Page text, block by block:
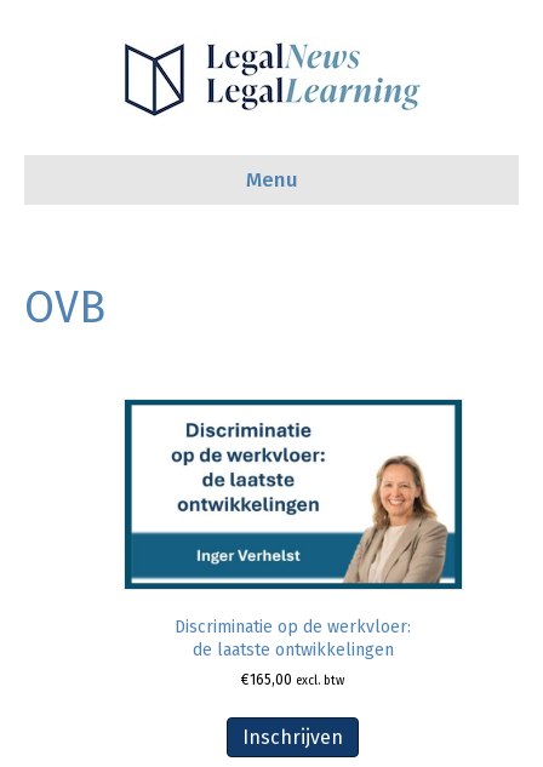
Menu
OVB
Discriminatie op de werkvloer:
de laatste ontwikkelingen
€165,00 excl. btw
Inschrijven